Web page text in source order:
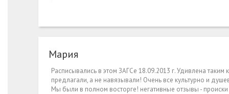
Мария
Расписывались в этом ЗАГСе 18.09.2013 г. Удивлена
предлагали, а не навязывали! Очень все культурно и
Мы были в полном восторге! негативные отзывы - происки